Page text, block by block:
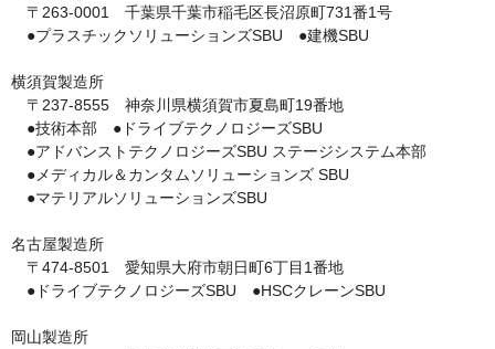
〒263-0001　千葉県千葉市稲毛区長沼原町731番1号
●プラスチックソリューションズSBU　●建機SBU
横須賀製造所
〒237-8555　神奈川県横須賀市夏島町19番地
●技術本部　●ドライブテクノロジーズSBU
●アドバンストテクノロジーズSBU ステージシステム本部
●メディカル＆カンタムソリューションズ SBU
●マテリアルソリューションズSBU
名古屋製造所
〒474-8501　愛知県大府市朝日町6丁目1番地
●ドライブテクノロジーズSBU　●HSCクレーンSBU
岡山製造所